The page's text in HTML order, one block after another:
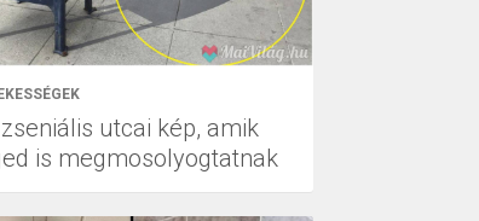
utcai kép, amik
is megmosolyogtatnak